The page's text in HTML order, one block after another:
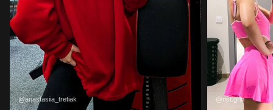
@anastasiia_tretiak @nst.grin